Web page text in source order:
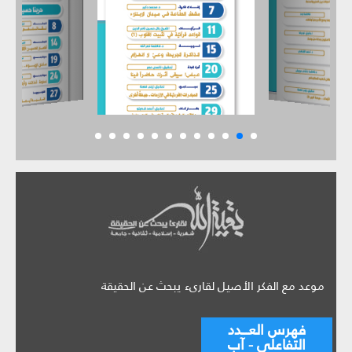
موعد مع الفكر الأصيل لقارىء يبحث عن الحقيقة
فهرس العـــدد
التفاعلي - آب